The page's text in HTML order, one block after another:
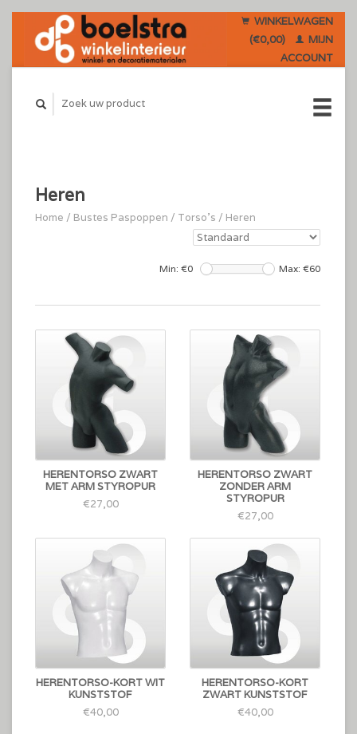
WINKELWAGEN
(€0,00)
MIJN
ACCOUNT
Heren
Home / Bustes Paspoppen / Torso's / Heren
Min: €0 Max: €60
HERENTORSO ZWART
MET ARM STYROPUR
€27,00
HERENTORSO ZWART
ZONDER ARM
STYROPUR
€27,00
HERENTORSO-KORT WIT
KUNSTSTOF
€40,00
HERENTORSO-KORT
ZWART KUNSTSTOF
€40,00